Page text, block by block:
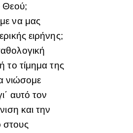
Θεού;
να μας
ειρήνης;
το τίμημα της
νιώσομε
αυτό τον
και την
στους